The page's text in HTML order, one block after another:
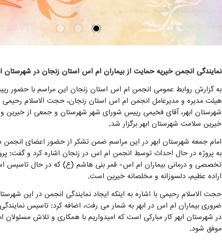
نمایندگی انجمن خیریه حمایت از بیماران ام اس استان زنجان در
به گزارش روابط عمومی انجمن ام اس استان زنجان این مراسم با حضور
هیئت مدیره و مدیرعامل انجمن ام اس استان زنجان، حجت الاسلام رحیمی
شهرستان ابهر، آقای فخیمی رییس شورای شهر شهرستان و جمعی از
خیرین سلامت شهرستان ابهر برگزار شد.
امام جمعه شهرستان ابهر در این مراسم ضمن تشکر از حضور اعضای انجمن
به پروژه در حال احداث توسط انجمن ام اس در زنجان اشاره کرد و گفت:
تخصصی و درمانی بیماران ام اس- قمر بنی هاشم (ع) که در حال تاسیس
اراده عظیم، دلسوزانه و مخلصانه خیرین است.
حجت الاسلام رحیمی با اشاره به اینکه ایجاد نمایندگی انجمن در این
ضروری بیماران ام اس در ابهر به شمار می رفت، اضافه کرد: تاسیس
در شهرستان ابهر کار مبارکی است که امیدواریم با همکاری و تلاش مسئولان
موفق شود.